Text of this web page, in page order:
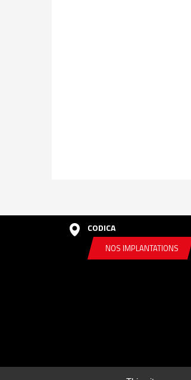
CODICA
NOS IMPLANTATIONS